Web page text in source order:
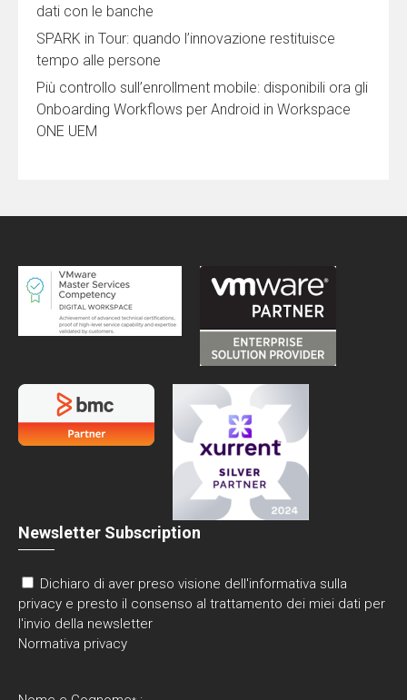
dati con le banche
SPARK in Tour: quando l’innovazione restituisce
tempo alle persone
Più controllo sull’enrollment mobile: disponibili ora gli
Onboarding Workflows per Android in Workspace
ONE UEM
Newsletter Subscription
Dichiaro di aver preso visione dell'informativa sulla
privacy e presto il consenso al trattamento dei miei dati per
l'invio della newsletter
Normativa privacy